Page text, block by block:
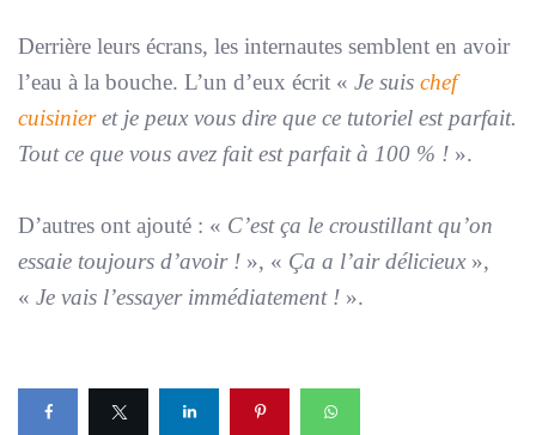
Derrière leurs écrans, les internautes semblent en avoir
l’eau à la bouche. L’un d’eux écrit « Je suis chef
cuisinieret je peux vous dire que ce tutoriel est parfait.
Tout ce que vous avez fait est parfait à 100 % ! ».
D’autres ont ajouté : « C’est ça le croustillant qu’on
essaie toujours d’avoir ! », « Ça a l’air délicieux»,
« Je vais l’essayer immédiatement ! ».